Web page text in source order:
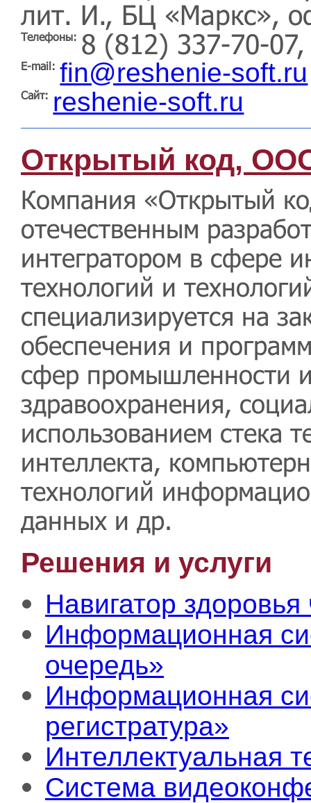
лит. И., БЦ «Маркс»,
Телефоны: 8 (812) 337-70-
E-mail: fin@reshenie-soft.ru
Сайт: reshenie-soft.ru
Открытый код,
Компания «Открытый
отечественным
интегратором в сфере
технологий и
специализируется на
обеспечения и
сфер промышленности
здравоохранения,
использованием стека
интеллекта,
технологий
данных и др.
Решения и услуги
Навигатор здоровья
Информационная
очередь»
Информационная
регистратура»
Интеллектуальная
Система